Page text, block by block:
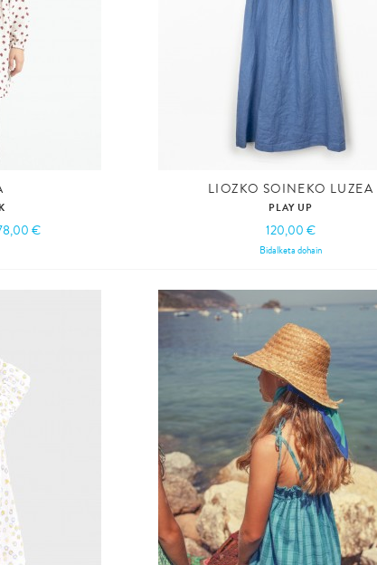
€
LIOZKO SOINEKO LUZEA
PLAY UP
120,00 €
Bidalketa dohain